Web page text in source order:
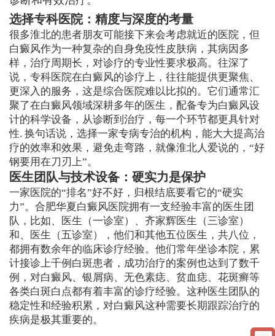
选择专科医院：精度与深度的考量
很多淮北的患者朋友可能接下来会考虑就近的医院，但
白癜风作为一种复杂的自身免疫性皮肤病，其病因多
样，治疗周期长，对诊疗的专业性要求极高。往深了
说，专科医院在白癜风的诊疗上，往往能提供更聚焦、
更深入的服务，这是综合医院难以比拟的。它们通常汇
聚了在白癜风领域深耕多年的医生，配备专为白癜风设
计的科学设备，从诊断到治疗，每一个环节都更具针对
性. 换句话说，选择一家专病专治的机构，能大大提高治
疗的效率和效果，避免走弯路，就像淮北人爱说的，“好
钢要用在刀刃上”。
医生团队与技术设备：硬实力是保护
一家医院的“排名”好不好，归根结底要看它的“硬实
力”。合肥华夏白癜风医院拥有一支经验丰富的医生团
队，比如、医生（一诊室）、齐家辉医生（三诊室）
和、医生（五诊室），他们和其他五位医生，共八位，
都拥有数余年的临床诊疗经验。他们常年坐诊本院，累
计接诊上千例白斑患者，成功治疗的案例也达到了数千
例，对白癜风、银屑病、无色素痣、贫血痣、花斑癣等
各类白斑白点都有着丰富的诊疗经验。这种医生团队的
稳定性和经验积累，对白癜风这种需要长期跟踪治疗的
疾病是极其重要的。